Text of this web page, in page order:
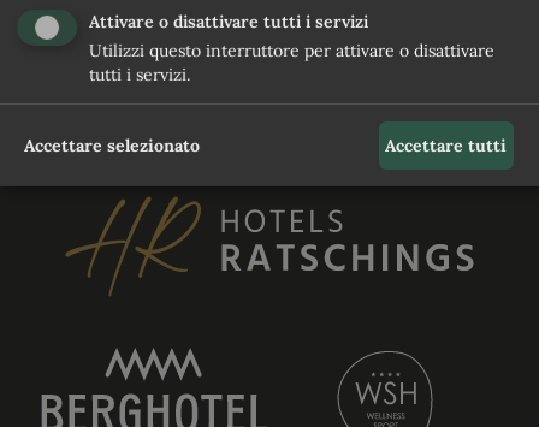
Sì, iscrivimi alla newsletter
Attivare o disattivare tutti i servizi
Utilizzi questo interruttore per attivare o disattivare
tutti i servizi.
Accettare selezionato Accettare tutti